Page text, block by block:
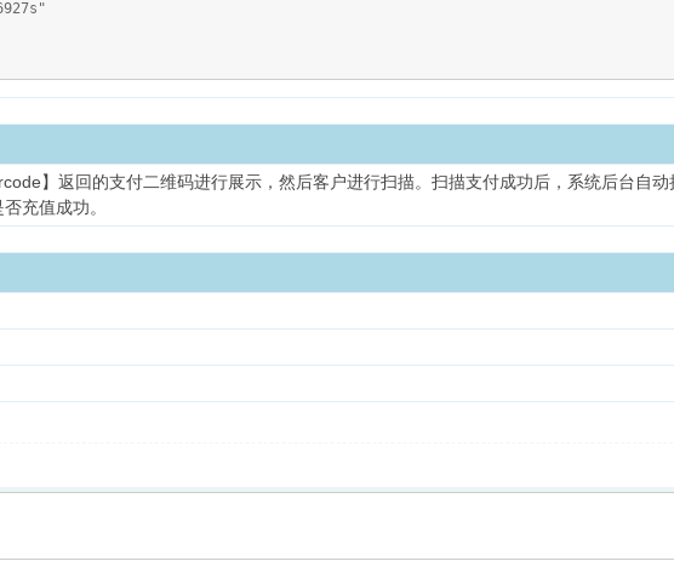
】返回的支付二维码进行展示，然后客户进行扫描。扫描支付成功后，系统后台自
充值成功。